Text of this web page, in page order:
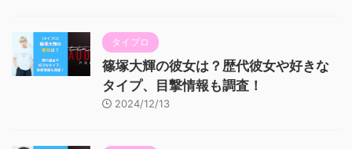
タイプロ
篠塚大輝の彼女は？歴代彼女や好きな
タイプ、目撃情報も調査！
2024/12/13